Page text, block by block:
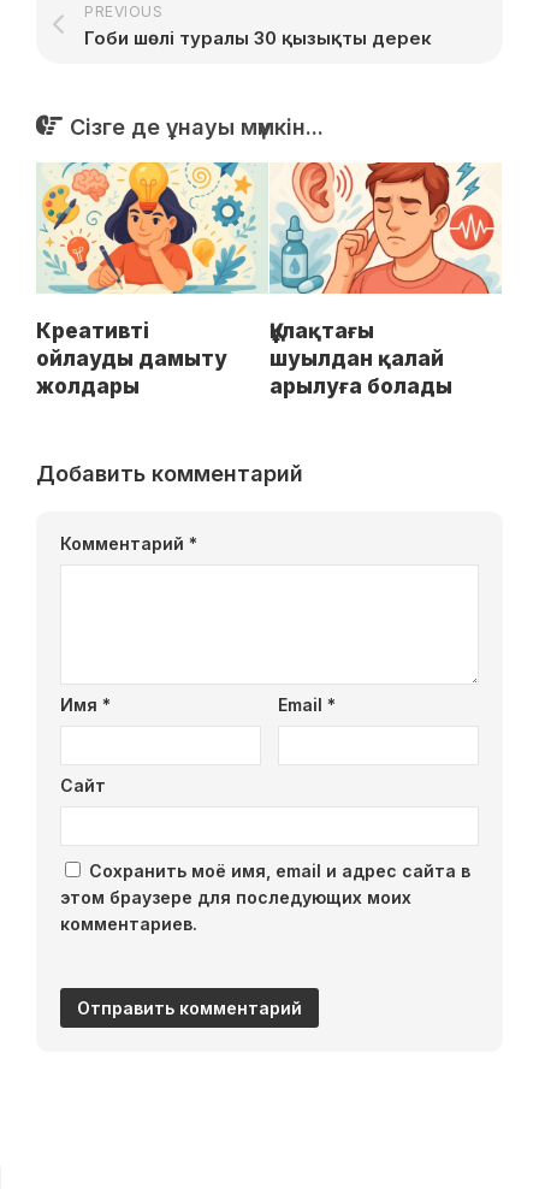
PREVIOUS
Гоби шөлі туралы 30 қызықты дерек
Сізге де ұнауы мүмкін...
Креативті
ойлауды дамыту
жолдары
Құлақтағы
шуылдан қалай
арылуға болады
Добавить комментарий
Комментарий *
Имя * Email *
Сайт
Сохранить моё имя, email и адрес сайта в
этом браузере для последующих моих
комментариев.